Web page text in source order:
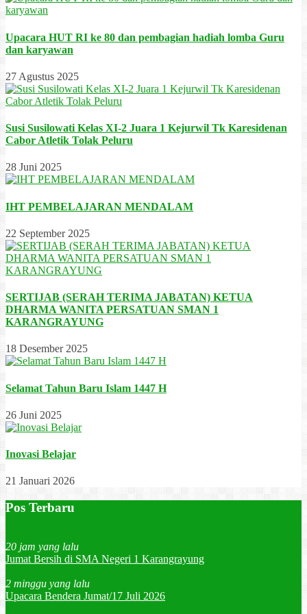
Upacara HUT RI ke 80 dan pembagian hadiah lomba Guru
dan karyawan
27 Agustus 2025
Susi Susilowati Kelas XI-2 Juara 1 Kejurwil Tk Karesidenan
Cabor Atletik Tolak Peluru
28 Juni 2025
IHT PEMBELAJARAN MENDALAM
22 September 2025
SERTIJAB (SERAH TERIMA JABATAN) KETUA
DHARMA WANITA PERSATUAN SMAN 1
KARANGRAYUNG
18 Desember 2025
Selamat Tahun Baru Islam 1447 H
26 Juni 2025
Inovasi Belajar
21 Januari 2026
Pos Terbaru
20 jam yang lalu
Jumat Bersih di SMA Negeri 1 Karangrayung
2 minggu yang lalu
Upacara Bendera Jumat/17 Juli 2026